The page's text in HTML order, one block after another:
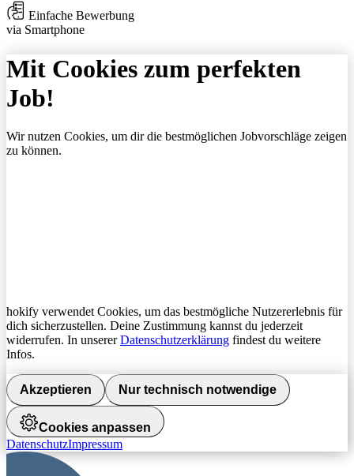
Einfache Bewerbung
via Smartphone
Mit Cookies zum perfekten
Job!
Wir nutzen Cookies, um dir die bestmöglichen Jobvorschläge zeigen
zu können.
hokify verwendet Cookies, um das bestmögliche Nutzererlebnis für
dich sicherzustellen. Deine Zustimmung kannst du jederzeit
widerrufen. In unsererDatenschutzerklärung findest du weitere
Infos.
Akzeptieren Nur technisch notwendige
Cookies anpassen
DatenschutzImpressum